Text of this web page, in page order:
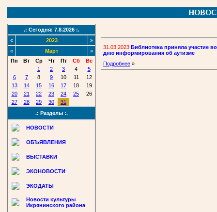
.: Сегодня: 7.8.2026 :.
«
2023
»
«
Март
»
Пн
Вт Ср Чт Пт Сб
Вс
1
2 3 4
5
6
7 8 9 10 11
12
13
14 15 16 17 18
19
20
21 22 23 24 25
26
27
28 29 30
31
.: Разделы :.
НОВОСТИ
ОБЪЯВЛЕНИЯ
ВЫСТАВКИ
ЭКОНОВОСТИ
ЭКОДАТЫ
Новости культуры
Икрянинского района
31.03.2023 Библиотека приняла участие
дню информирования об аутизме
Подробнее »